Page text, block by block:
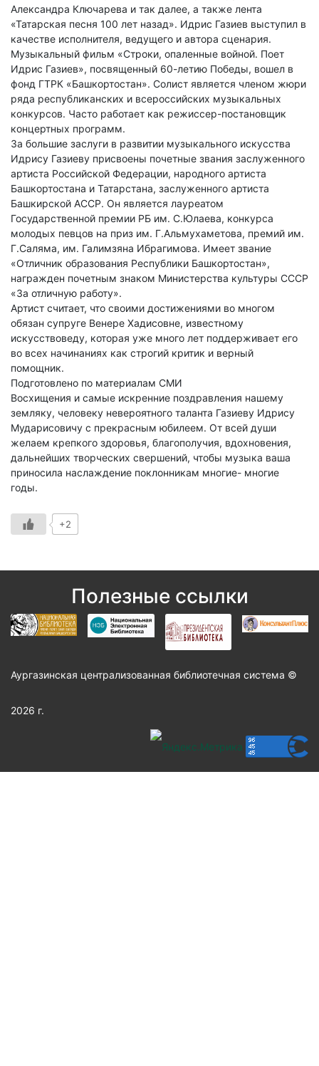
Александра Ключарева и так далее, а также лента
«Татарская песня 100 лет назад». Идрис Газиев выступил в
качестве исполнителя, ведущего и автора сценария.
Музыкальный фильм «Строки, опаленные войной. Поет
Идрис Газиев», посвященный 60-летию Победы, вошел в
фонд ГТРК «Башкортостан». Солист является членом жюри
ряда республиканских и всероссийских музыкальных
конкурсов. Часто работает как режиссер-постановщик
концертных программ.
За большие заслуги в развитии музыкального искусства
Идрису Газиеву присвоены почетные звания заслуженного
артиста Российской Федерации, народного артиста
Башкортостана и Татарстана, заслуженного артиста
Башкирской АССР. Он является лауреатом
Государственной премии РБ им. С.Юлаева, конкурса
молодых певцов на приз им. Г.Альмухаметова, премий им.
Г.Саляма, им. Галимзяна Ибрагимова. Имеет звание
«Отличник образования Республики Башкортостан»,
награжден почетным знаком Министерства культуры СССР
«За отличную работу».
Артист считает, что своими достижениями во многом
обязан супруге Венере Хадисовне, известному
искусствоведу, которая уже много лет поддерживает его
во всех начинаниях как строгий критик и верный
помощник.
Подготовлено по материалам СМИ
Восхищения и самые искренние поздравления нашему
земляку, человеку невероятного таланта Газиеву Идрису
Мударисовичу с прекрасным юбилеем. От всей души
желаем крепкого здоровья, благополучия, вдохновения,
дальнейших творческих свершений, чтобы музыка ваша
приносила наслаждение поклонникам многие- многие
годы.
+2
Полезные ссылки
Аургазинская централизованная библиотечная система ©
2026 г.